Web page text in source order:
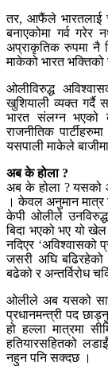
तर, आफैंले भारतलाई
बनाएकोमा गर्व
अप्राकृतिक रुपमा नै
माकेको भारत भक्तिको
ओलीविरुद्ध
खुशियाली व्यक्त गर्दै
भारत संलग्न भएको
राजनीतिक
यसपाली माकेले
अब के होला ?
अब के होला ? यसको
। केवल अनुमान मात्र
केपी ओलीले उनविरुद्ध
बिदा भएको भए यो
नदिएर ‘अविश्वासको
जसरी अघि बढिरहेको
बढेको र अन्तर्विरोध
ओलीले अब यसको
प्रधानमन्त्री पद
हो हल्ला मात्रमा
हतियारसहितको
नहुन पनि सक्दछ ।